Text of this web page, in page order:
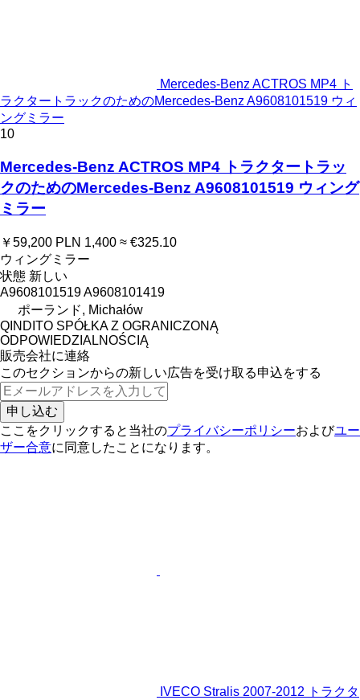
Mercedes-Benz ACTROS MP4 ト
ラクタートラックのためのMercedes-Benz A9608101519 ウィ
ングミラー
10
Mercedes-Benz ACTROS MP4 トラクタートラッ
クのためのMercedes-Benz A9608101519 ウィング
ミラー
￥59,200 PLN 1,400 ≈ €325.10
ウィングミラー
状態 新しい
A9608101519 A9608101419
ポーランド, Michałów
QINDITO SPÓŁKA Z OGRANICZONĄ
ODPOWIEDZIALNOŚCIĄ
販売会社に連絡
このセクションからの新しい広告を受け取る申込をする
申し込む
ここをクリックすると当社のプライバシーポリシーおよびユー
ザー合意に同意したことになります。
IVECO Stralis 2007-2012 トラクタ